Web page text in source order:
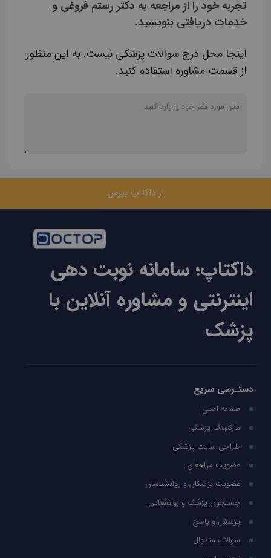
تجربه خود را از مراجعه به دکتر رستم فروغی و
خدمات دریافتی بنویسید.
اینجا محل درج سوالات پزشکی نیست. به این منظور
از قسمت مشاوره استفاده کنید.
از داکتاپ بپرس
داکتاپ؛ سامانه نوبت دهی
اینترنتی و مشاوره آنلاین با
پزشک
دستـرسی سریع
صفحه اصلی
مارکتینگ پزشکی
طراحی سایت پزشکی
عضویت مراجعان
عضویت پزشکان و روانشناسان
جستجوی پزشک و روانشناس
پرسش و پاسخ
سوالات متدوال